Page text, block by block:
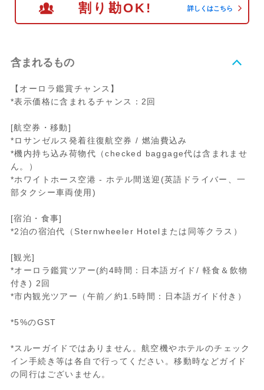
割り勘OK! 詳しくはこちら
含まれるもの
【オーロラ鑑賞チャンス】
*表示価格に含まれるチャンス：2回
[航空券・移動]
*ロサンゼルス発着往復航空券 / 燃油費込み
*機内持ち込み荷物代（checked baggage代は含まれませ
ん。）
*ホワイトホース空港 - ホテル間送迎(英語ドライバー、一
部タクシー車両使用)
[宿泊・食事]
*2泊の宿泊代（Sternwheeler Hotelまたは同等クラス）
[観光]
*オーロラ鑑賞ツアー(約4時間：日本語ガイド/ 軽食＆飲物
付き) 2回
*市内観光ツアー（午前／約1.5時間：日本語ガイド付き）
*5%のGST
*スルーガイドではありません。航空機やホテルのチェック
イン手続き等は各自で行ってください。移動時などガイド
の同行はございません。